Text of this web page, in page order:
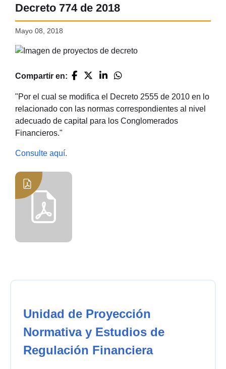
Decreto 774 de 2018
Mayo 08, 2018
Compartir en:
"Por el cual se modifica el Decreto 2555 de 2010 en lo
relacionado con las normas correspondientes al nivel
adecuado de capital para los Conglomerados
Financieros."
Consulte aquí.
Unidad de Proyección
Normativa y Estudios de
Regulación Financiera